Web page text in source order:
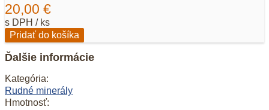
20,00 €
s DPH / ks
množstvo
Pyrit
v
02
Pridať do košíka
Ďalšie informácie
Kategória:
Rudné minerály
Hmotnosť: